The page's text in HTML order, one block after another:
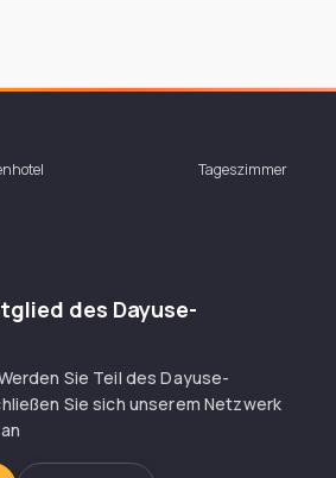
Tageszimmer
des Dayuse-
Sie Teil des Dayuse-
Sie sich unserem Netzwerk